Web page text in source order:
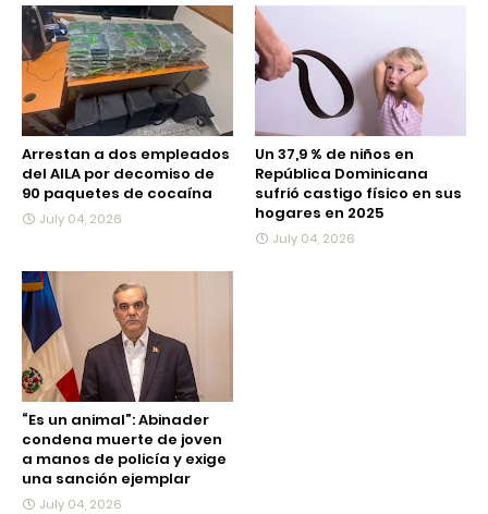
Arrestan a dos empleados
del AILA por decomiso de
90 paquetes de cocaína
July 04, 2026
Un 37,9 % de niños en
República Dominicana
sufrió castigo físico en sus
hogares en 2025
July 04, 2026
“Es un animal”: Abinader
condena muerte de joven
a manos de policía y exige
una sanción ejemplar
July 04, 2026